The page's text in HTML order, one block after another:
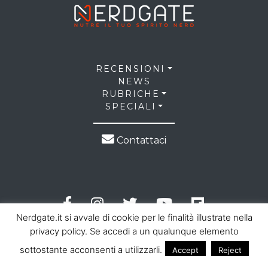
RECENSIONI
NEWS
RUBRICHE
SPECIALI
Contattaci
Nerdgate.it si avvale di cookie per le finalità illustrate nella
privacy policy. Se accedi a un qualunque elemento
sottostante acconsenti a utilizzarli.
Accept Reject